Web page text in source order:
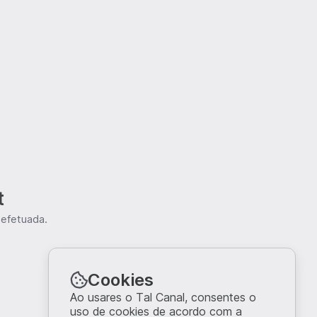
Cookies
Ao usares o Tal Canal, consentes o
uso de cookies de acordo com a